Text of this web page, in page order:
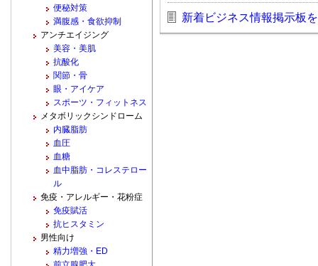
新着ビジネス情報掲示板
便秘対策
満腹感・食欲抑制
アンチエイジング
美容・美肌
抗酸化
関節・骨
眼・アイケア
スポーツ・フィットネス
メタボリックシンドローム
内臓脂肪
血圧
血糖
血中脂肪・コレステロー
ル
免疫・アレルギー・花粉症
免疫賦活
抗ヒスタミン
男性向け
精力増強・ED